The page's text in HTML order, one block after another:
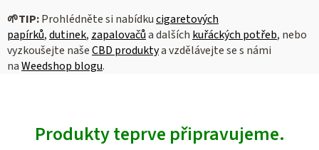
🌱TIP:Prohlédněte si nabídkucigaretových
papírků,dutinek, zapalovačůa dalších kuřáckých potřeb, nebo
vyzkoušejte našeCBD produktya vzdělávejte se s námi
naWeedshop blogu.
Produkty teprve připravujeme.